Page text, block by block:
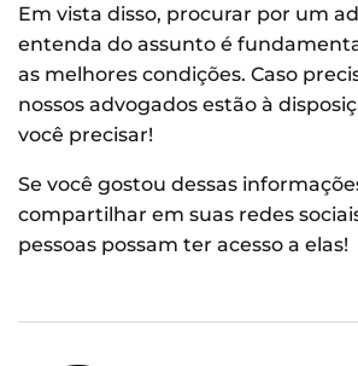
Em vista disso, procurar por um
entenda do assunto é
as melhores condições. Caso
nossos advogados estão à
você precisar!
Se você gostou dessas
compartilhar em suas redes
pessoas possam ter acesso a elas!